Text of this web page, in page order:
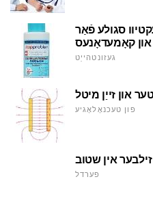
סגולע פֿאַר
און קאָמעדאָנעס
געזונטהייַט
און זייַן מיטל
פון טעכנאָלאָגיע
זילבער אין שטוב
פערדל